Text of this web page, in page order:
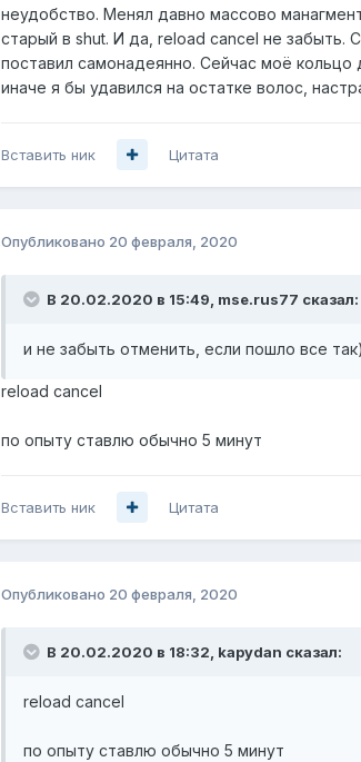
неудобство. Менял давно массово
старый в shut. И да, reload cancel не забыть.
поставил самонадеянно. Сейчас моё кольцо
иначе я бы удавился на остатке волос,
Вставить ник Цитата
Опубликовано 20 февраля, 2020
В 20.02.2020 в 15:49, mse.rus77 сказал:
и не забыть отменить, если пошло все так)
reload cancel
по опыту ставлю обычно 5 минут
Вставить ник Цитата
Опубликовано 20 февраля, 2020
В 20.02.2020 в 18:32, kapydan сказал:
reload cancel
по опыту ставлю обычно 5 минут